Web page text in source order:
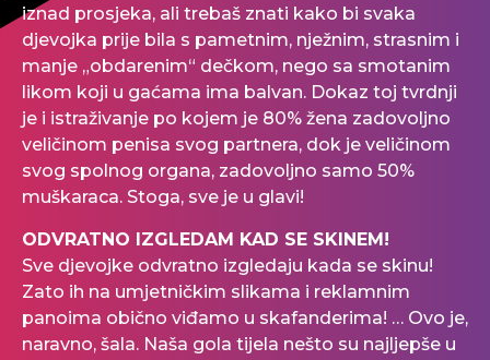
iznad prosjeka, ali trebaš znati kako bi svaka
djevojka prije bila s pametnim, nježnim, strasnim i
manje „obdarenim“ dečkom, nego sa smotanim
likom koji u gaćama ima balvan. Dokaz toj tvrdnji
je i istraživanje po kojem je 80% žena zadovoljno
veličinom penisa svog partnera, dok je veličinom
svog spolnog organa, zadovoljno samo 50%
muškaraca. Stoga, sve je u glavi!
ODVRATNO IZGLEDAM KAD SE SKINEM!
Sve djevojke odvratno izgledaju kada se skinu!
Zato ih na umjetničkim slikama i reklamnim
panoima obično viđamo u skafanderima! … Ovo je,
naravno, šala. Naša gola tijela nešto su najljepše u